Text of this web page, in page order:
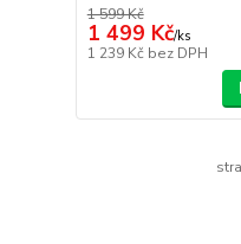
1 599 Kč
1 499 Kč/ks
1 239 Kč bez DPH